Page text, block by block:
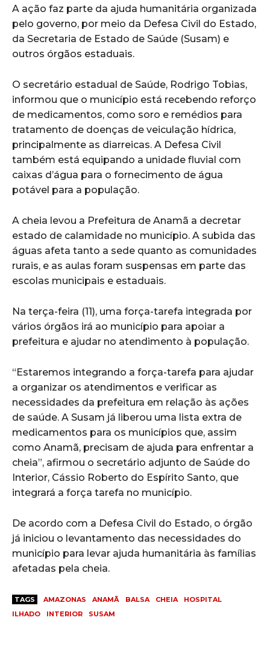
A ação faz parte da ajuda humanitária organizada
pelo governo, por meio da Defesa Civil do Estado,
da Secretaria de Estado de Saúde (Susam) e
outros órgãos estaduais.
O secretário estadual de Saúde, Rodrigo Tobias,
informou que o município está recebendo reforço
de medicamentos, como soro e remédios para
tratamento de doenças de veiculação hídrica,
principalmente as diarreicas. A Defesa Civil
também está equipando a unidade fluvial com
caixas d’água para o fornecimento de água
potável para a população.
A cheia levou a Prefeitura de Anamã a decretar
estado de calamidade no município. A subida das
águas afeta tanto a sede quanto as comunidades
rurais, e as aulas foram suspensas em parte das
escolas municipais e estaduais.
Na terça-feira (11), uma força-tarefa integrada por
vários órgãos irá ao município para apoiar a
prefeitura e ajudar no atendimento à população.
“Estaremos integrando a força-tarefa para ajudar
a organizar os atendimentos e verificar as
necessidades da prefeitura em relação às ações
de saúde. A Susam já liberou uma lista extra de
medicamentos para os municípios que, assim
como Anamã, precisam de ajuda para enfrentar a
cheia”, afirmou o secretário adjunto de Saúde do
Interior, Cássio Roberto do Espírito Santo, que
integrará a força tarefa no município.
De acordo com a Defesa Civil do Estado, o órgão
já iniciou o levantamento das necessidades do
município para levar ajuda humanitária às famílias
afetadas pela cheia.
TAGS AMAZONAS ANAMÃ BALSA CHEIA
HOSPITAL
ILHADO
INTERIOR SUSAM